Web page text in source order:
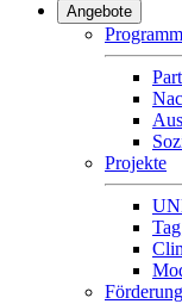
Angebote
Projekte
Förderung